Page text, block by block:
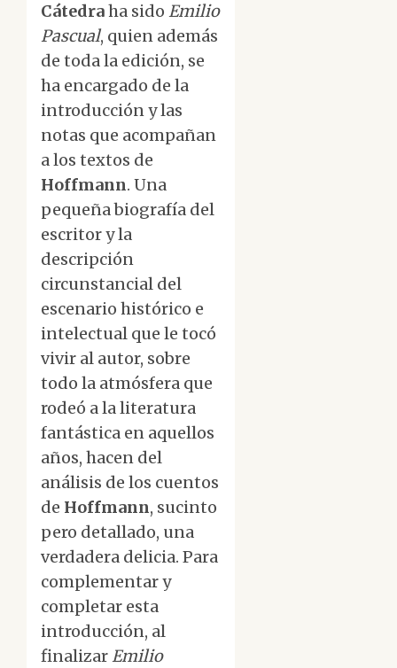
Cátedraha sido Emilio
Pascual, quien además
de toda la edición, se
ha encargado de la
introducción y las
notas que acompañan
a los textos de
Hoffmann. Una
pequeña biografía del
escritor y la
descripción
circunstancial del
escenario histórico e
intelectual que le tocó
vivir al autor, sobre
todo la atmósfera que
rodeó a la literatura
fantástica en aquellos
años, hacen del
análisis de los cuentos
de Hoffmann, sucinto
pero detallado, una
verdadera delicia. Para
complementar y
completar esta
introducción, al
finalizarEmilio